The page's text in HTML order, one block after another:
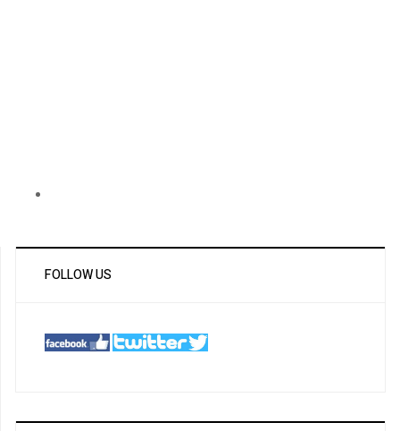
FOLLOW US